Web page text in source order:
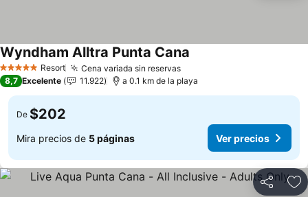
5 Estrellas Resort Cena variada sin reservas
Wyndham Alltra Punta Cana
8,7 Excelente 11.922 a 0.1 km de la playa
De $202
Mira precios de 5 páginas Ver precios
Compartir